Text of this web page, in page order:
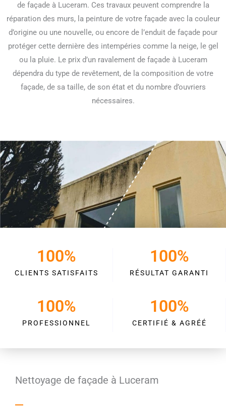
de façade à Luceram. Ces travaux peuvent comprendre la
réparation des murs, la peinture de votre façade avec la couleur
d’origine ou une nouvelle, ou encore de l’enduit de façade pour
protéger cette dernière des intempéries comme la neige, le gel
ou la pluie. Le prix d’un ravalement de façade à Luceram
dépendra du type de revêtement, de la composition de votre
façade, de sa taille, de son état et du nombre d’ouvriers
nécessaires.
CLIENTS SATISFAITS
100%
RÉSULTAT GARANTI
100%
PROFESSIONNEL
100%
CERTIFIÉ & AGRÉÉ
100%
Nettoyage de façade à Luceram